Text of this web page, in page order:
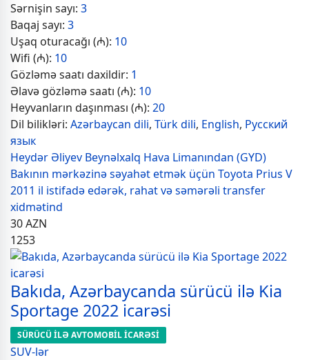
Sərnişin sayı: 3
Baqaj sayı: 3
Uşaq oturacağı (₼): 10
Wifi (₼): 10
Gözləmə saatı daxildir: 1
Əlavə gözləmə saatı (₼): 10
Heyvanların daşınması (₼): 20
Dil bilikləri: Azərbaycan dili, Türk dili, English, Русский
язык
Heydər Əliyev Beynəlxalq Hava Limanından (GYD)
Bakının mərkəzinə səyahət etmək üçün Toyota Prius V
2011 il istifadə edərək, rahat və səmərəli transfer
xidmətind
30AZN
1253
Bakıda, Azərbaycanda sürücü ilə Kia
Sportage 2022 icarəsi
SÜRÜCÜ İLƏ AVTOMOBİL İCARƏSİ
SUV-lər